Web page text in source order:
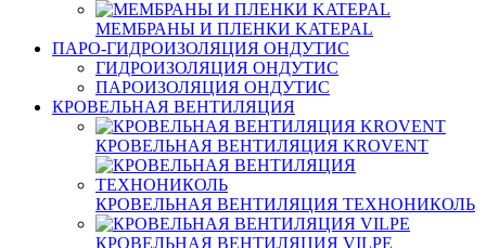
МЕМБРАНЫ И ПЛЕНКИ KATEPAL
ПАРО-ГИДРОИЗОЛЯЦИЯ ОНДУТИС
ГИДРОИЗОЛЯЦИЯ ОНДУТИС
ПАРОИЗОЛЯЦИЯ ОНДУТИС
КРОВЕЛЬНАЯ ВЕНТИЛЯЦИЯ
КРОВЕЛЬНАЯ ВЕНТИЛЯЦИЯ KROVENT
КРОВЕЛЬНАЯ ВЕНТИЛЯЦИЯ ТЕХНОНИКОЛЬ
КРОВЕЛЬНАЯ ВЕНТИЛЯЦИЯ VILPE